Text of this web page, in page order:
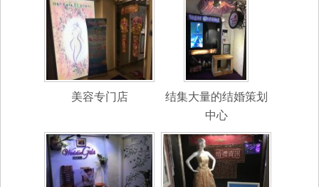
美容专门店
结集大量的结婚策划
中心